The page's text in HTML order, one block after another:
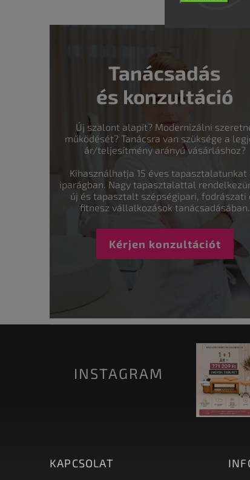
Tanácsadás
és konzultáció
Új szalont alapít? Modernizálni
működését? Tanácsra van szüksége a
ár/teljesítmény arányú vásárláshoz?
Kihasználhatja 15 éves tapasztalatunkat
iparágban. Nagy tapasztalattal
új és tapasztalt szépségipari, fodrászati
fitnesz vállalkozások tanácsadásában.
Kérjen konzultációt
INSTAGRAM
KAPCSOLAT